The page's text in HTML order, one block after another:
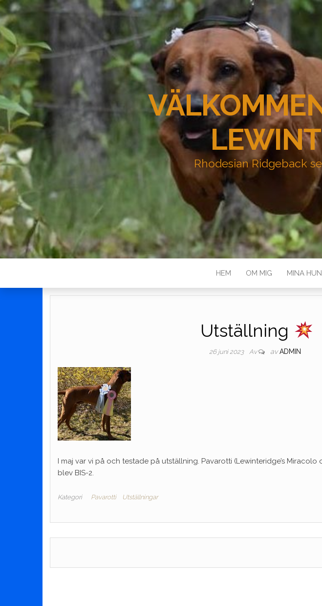
Rhodesian Ridgeback
HEM OM MIG MINA
Utställning
26 juni 2023 Av av ADMIN
I maj var vi på och testade på utställning. Pavarotti (Lewinteridge’s
blev BIS-2.
Kategori Pavarotti Utställningar